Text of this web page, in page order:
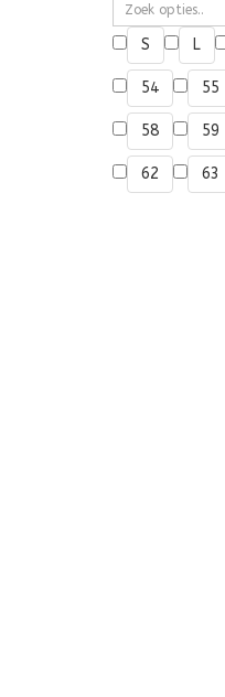
S L
54 55
58 59
62 63